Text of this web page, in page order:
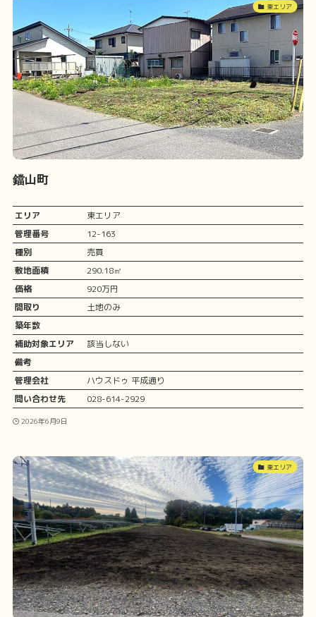
東エリア
鐺山町
エリア
東エリア
管理番号
12-163
種別
売買
敷地面積
290.18㎡
価格
920万円
間取り
土地のみ
築年数
補助対象エリア
該当しない
備考
管理会社
ハウスドゥ 平成通り
問い合わせ先
028-614-2929
2026年6月9日
東エリア